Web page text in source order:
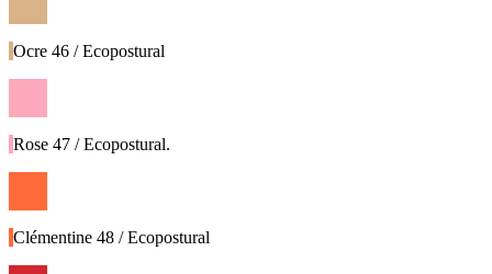
Ocre 46 / Ecopostural
Rose 47 / Ecopostural.
Clémentine 48 / Ecopostural